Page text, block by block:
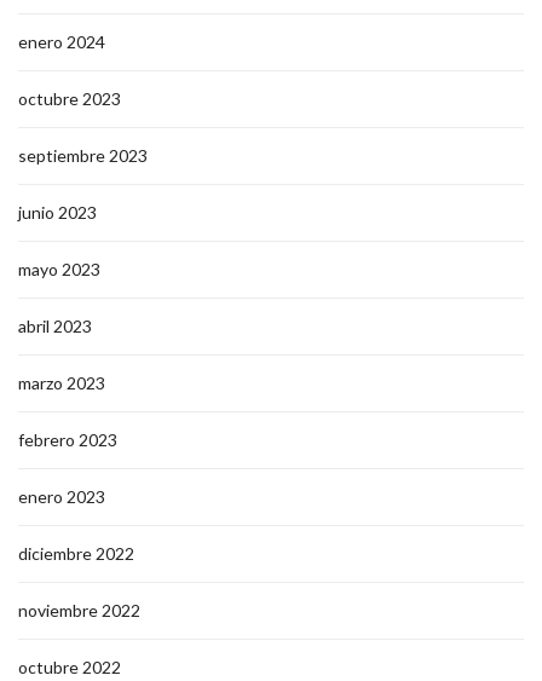
enero 2024
octubre 2023
septiembre 2023
junio 2023
mayo 2023
abril 2023
marzo 2023
febrero 2023
enero 2023
diciembre 2022
noviembre 2022
octubre 2022